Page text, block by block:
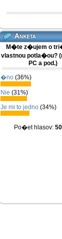
M�te z�ujem o
vlastnou potla�ou?
PC a pod.)
�no (36%)
Nie (31%)
Je mi to jedno (34%)
Po�et hlasov: